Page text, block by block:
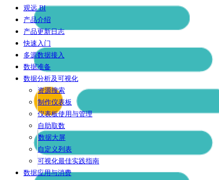
观远 BI
产品介绍
产品更新日志
快速入门
多源数据接入
数据准备
数据分析及可视化
资源搜索
制作仪表板
仪表板使用与管理
自助取数
数据大屏
自定义列表
可视化最佳实践指南
数据应用与消费